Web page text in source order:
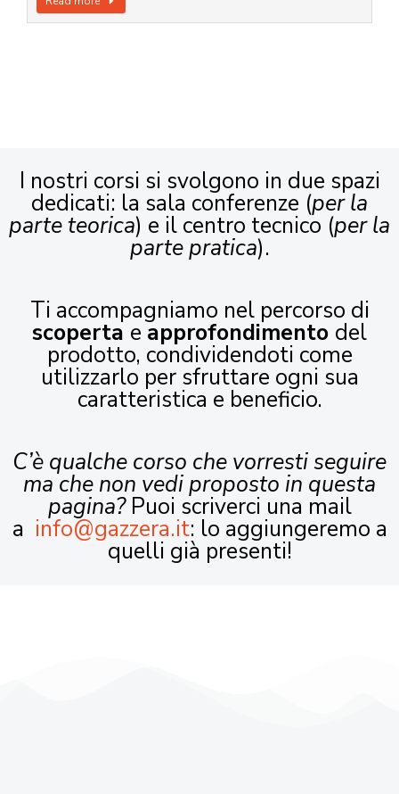
I nostri corsi si svolgono in due spazi
dedicati: la sala conferenze (per la
parte teorica) e il centro tecnico (per la
parte pratica).
Ti accompagniamo nel percorso di
scoperta e approfondimento del
prodotto, condividendoti come
utilizzarlo per sfruttare ogni sua
caratteristica e beneficio.
C’è qualche corso che vorresti seguire
ma che non vedi proposto in questa
pagina?Puoi scriverci una mail
a info@gazzera.it: lo aggiungeremo a
quelli già presenti!